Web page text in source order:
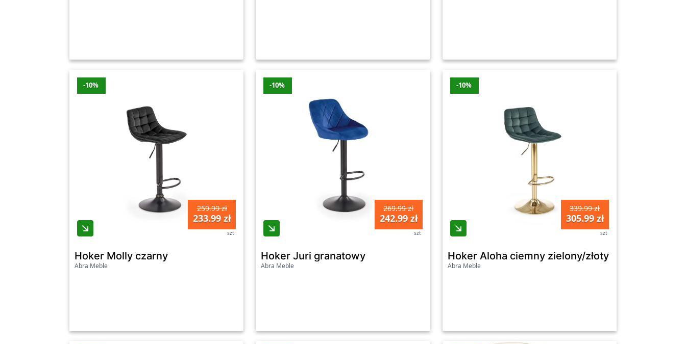
-10%
259.99 zł
233.99 zł
szt
Hoker Molly czarny
Abra Meble
-10%
269.99 zł
242.99 zł
szt
Hoker Juri granatowy
Abra Meble
-10%
339.99 zł
305.99 zł
szt
Hoker Aloha ciemny zielony/złoty
Abra Meble